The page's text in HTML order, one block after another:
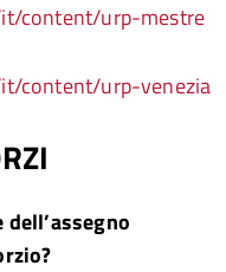
content/urp-mestre
content/urp-venezia